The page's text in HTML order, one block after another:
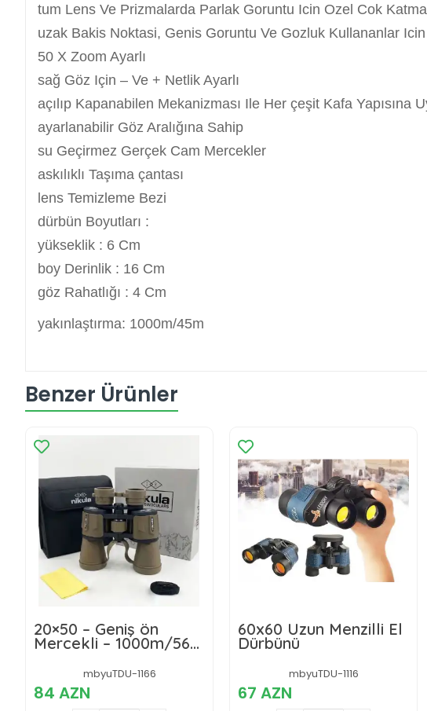
tum Lens Ve Prizmalarda Parlak Goruntu Icin Ozel Cok
uzak Bakis Noktasi, Genis Goruntu Ve Gozluk Kullananlar
50 X Zoom Ayarlı
sağ Göz Için – Ve + Netlik Ayarlı
açılıp Kapanabilen Mekanizması Ile Her çeşit Kafa Yapısına
ayarlanabilir Göz Aralığına Sahip
su Geçirmez Gerçek Cam Mercekler
askılıklı Taşıma çantası
lens Temizleme Bezi
dürbün Boyutları :
yükseklik : 6 Cm
boy Derinlik : 16 Cm
göz Rahatlığı : 4 Cm
yakınlaştırma: 1000m/45m
Benzer Ürünler
20×50 – Geniş ön
Mercekli – 1000m/56m
El Dürbünü – Çöl Rengi
mbyuTDU-1166
84 AZN
60x60 Uzun Menzilli El
Dürbünü
mbyuTDU-1116
67 AZN